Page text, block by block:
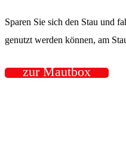
Sparen Sie sich den Stau und
genutzt werden können, am
zur Mautbox